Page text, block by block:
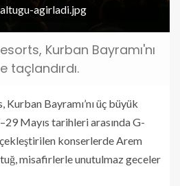
agirladi.jpg
Kurban Bayramı'nı
taçlandırdı.
Bayramı’nı üç büyük
Mayıs tarihleri arasında G-
konserlerde Arem
misafirlerle unutulmaz geceler